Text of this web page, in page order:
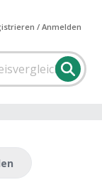
/ Anmelden